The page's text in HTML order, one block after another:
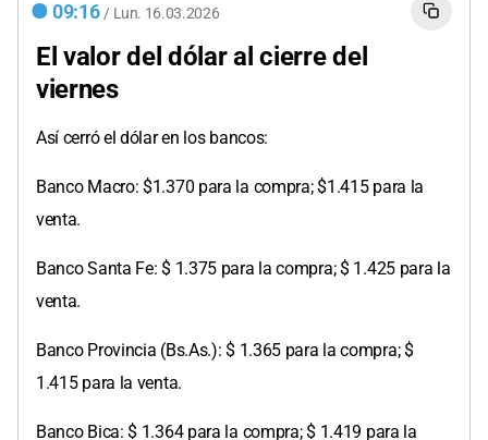
09:16 / Lun. 16.03.2026
El valor del dólar al cierre del
viernes
Así cerró el dólar en los bancos:
Banco Macro: $1.370 para la compra; $1.415 para la
venta.
Banco Santa Fe: $ 1.375 para la compra; $ 1.425 para la
venta.
Banco Provincia (Bs.As.): $ 1.365 para la compra; $
1.415 para la venta.
Banco Bica: $ 1.364 para la compra; $ 1.419 para la